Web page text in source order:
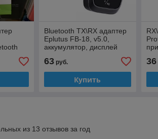
Bluetooth TX\RX адаптер
Eplutus FB-18, v5.0,
аккумулятор, дисплей
приёмник\передатчик)
63руб.
Купить
36
из 13 отзывов за год